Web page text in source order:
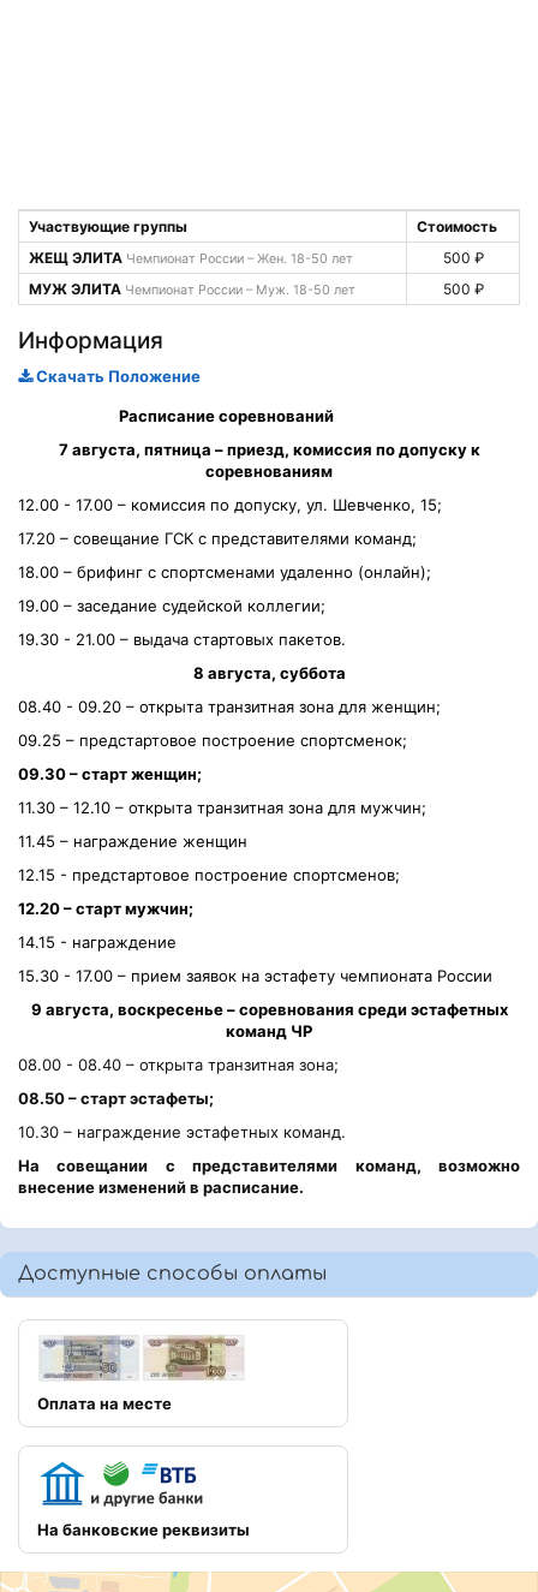
Участвующие группы
Стоимость
ЖЕЩ ЭЛИТА Чемпионат России – Жен. 18-50 лет
500 ₽
МУЖ ЭЛИТА Чемпионат России – Муж. 18-50 лет 500 ₽
Информация
Скачать Положение
Расписание соревнований
7 августа, пятница – приезд, комиссия по допуску к
соревнованиям
12.00 - 17.00 – комиссия по допуску, ул. Шевченко, 15;
17.20 – совещание ГСК с представителями команд;
18.00 – брифинг с спортсменами удаленно (онлайн);
19.00 – заседание судейской коллегии;
19.30 - 21.00 – выдача стартовых пакетов.
8 августа, суббота
08.40 - 09.20 – открыта транзитная зона для женщин;
09.25 – предстартовое построение спортсменок;
09.30 – старт женщин;
11.30 – 12.10 – открыта транзитная зона для мужчин;
11.45 – награждение женщин
12.15 - предстартовое построение спортсменов;
12.20 – старт мужчин;
14.15 - награждение
15.30 - 17.00 – прием заявок на эстафету чемпионата России
9 августа, воскресенье – соревнования среди эстафетных
команд ЧР
08.00 - 08.40 – открыта транзитная зона;
08.50 – старт эстафеты;
10.30 – награждение эстафетных команд.
На совещании с представителями команд, возможно
внесение изменений в расписание.
Доступные способы оплаты
Оплата на месте
На банковские реквизиты